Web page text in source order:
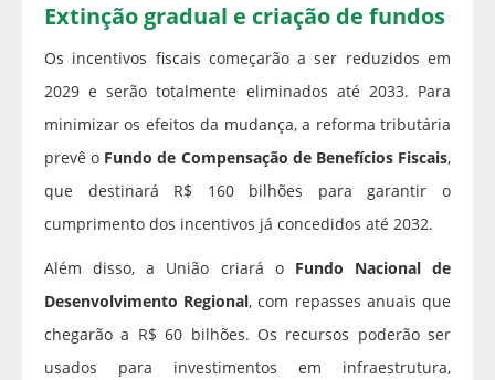
Extinção gradual e criação de fundos
Os incentivos fiscais começarão a ser reduzidos em
2029 e serão totalmente eliminados até 2033. Para
minimizar os efeitos da mudança, a reforma tributária
prevê o Fundo de Compensação de Benefícios Fiscais,
que destinará R$ 160 bilhões para garantir o
cumprimento dos incentivos já concedidos até 2032.
Além disso, a União criará o Fundo Nacional de
Desenvolvimento Regional, com repasses anuais que
chegarão a R$ 60 bilhões. Os recursos poderão ser
usados para investimentos em infraestrutura,